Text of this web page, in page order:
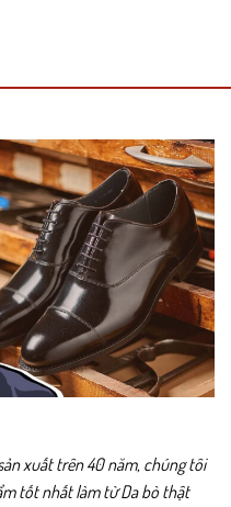
xuất trên 40 năm, chúng tôi
tốt nhất làm từ Da bò thật